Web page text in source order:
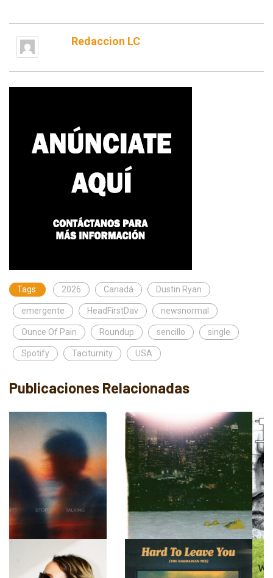
Redaccion LC
Tags: 2026 Canadá Dustin Ryan
emergente HeadFirstDav newsnormal
Ounce Of Pain Roundup sencillo single
Spotify Taciturnity USA
Publicaciones Relacionadas